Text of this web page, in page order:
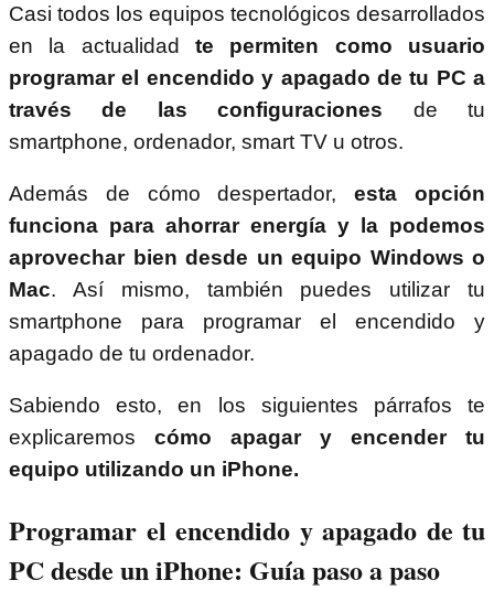
Casi todos los equipos tecnológicos desarrollados
en la actualidad te permiten como usuario
programar el encendido y apagado de tu PC a
través de las configuraciones de tu
smartphone, ordenador, smart TV u otros.
Además de cómo despertador,esta opción
funciona para ahorrar energía y la podemos
aprovechar bien desde un equipo Windows o
Mac. Así mismo, también puedes utilizar tu
smartphone para programar el encendido y
apagado de tu ordenador.
Sabiendo esto, en los siguientes párrafos te
explicaremos cómo apagar y encender tu
equipo utilizando un iPhone.
Programar el encendido y apagado de tu
PC desde un iPhone: Guía paso a paso